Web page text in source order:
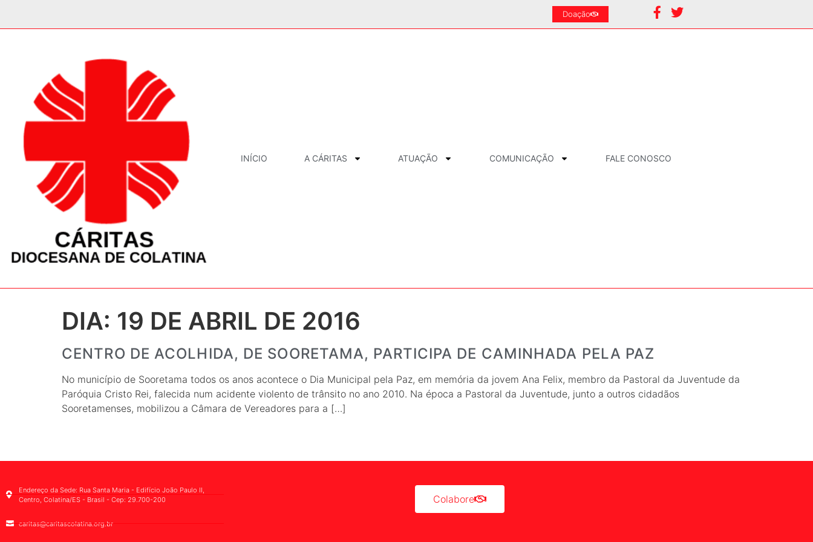
Doação
INÍCIO A CÁRITAS ATUAÇÃO COMUNICAÇÃO FALE CONOSCO
DIA: 19 DE ABRIL DE 2016
CENTRO DE ACOLHIDA, DE SOORETAMA, PARTICIPA DE CAMINHADA PELA PAZ
No município de Sooretama todos os anos acontece o Dia Municipal pela Paz, em memória da jovem Ana Felix, membro da Pastoral da Juventude da
Paróquia Cristo Rei, falecida num acidente violento de trânsito no ano 2010. Na época a Pastoral da Juventude, junto a outros cidadãos
Sooretamenses, mobilizou a Câmara de Vereadores para a […]
Endereço da Sede: Rua Santa Maria - Edifício João Paulo II,
Centro, Colatina/ES - Brasil - Cep: 29.700-200
caritas@caritascolatina.org.br
Colabore